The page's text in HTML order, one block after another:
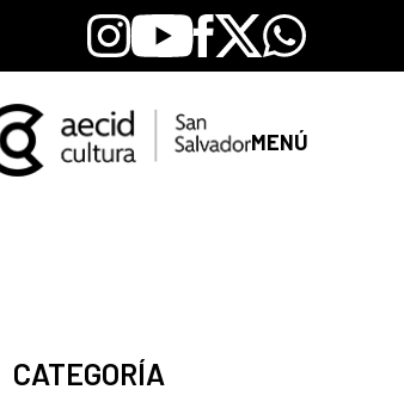
Instagram
YoutubeFacebook
X Whatsapp
MENÚ
CATEGORÍA